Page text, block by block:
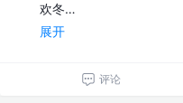
欢冬…
展开
评论